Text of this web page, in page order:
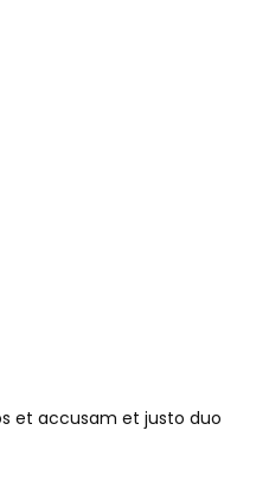
et accusam et justo duo